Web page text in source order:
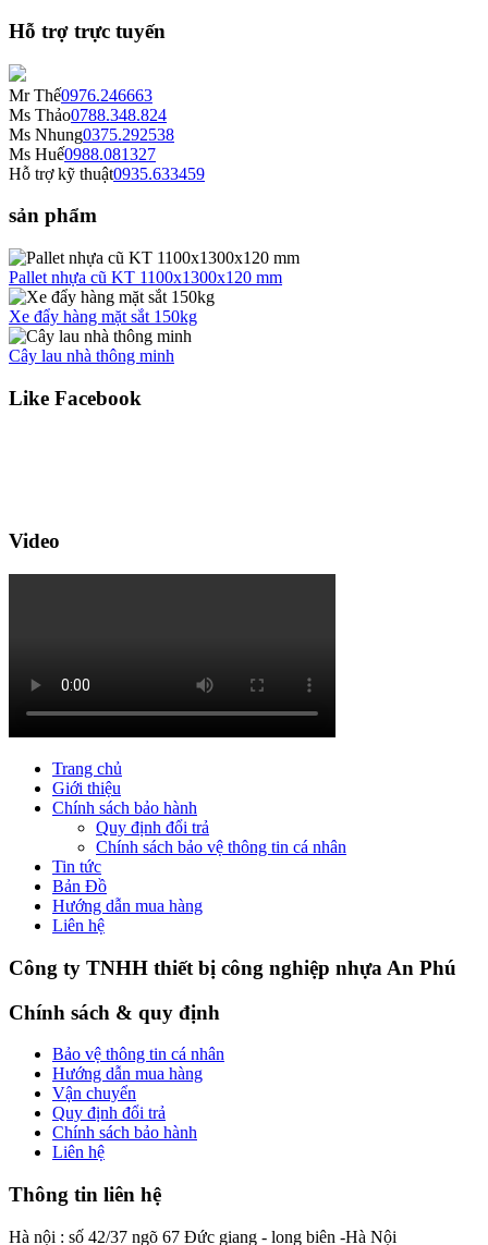
Hỗ trợ trực tuyến
Mr Thế0976.246663
Ms Thảo0788.348.824
Ms Nhung0375.292538
Ms Huế0988.081327
Hỗ trợ kỹ thuật0935.633459
sản phẩm
Pallet nhựa cũ KT 1100x1300x120 mm
Xe đẩy hàng mặt sắt 150kg
Cây lau nhà thông minh
Like Facebook
Video
Trang chủ
Giới thiệu
Chính sách bảo hành
Quy định đổi trả
Chính sách bảo vệ thông tin cá nhân
Tin tức
Bản Đồ
Hướng dẫn mua hàng
Liên hệ
Công ty TNHH thiết bị công nghiệp nhựa An Phú
Chính sách & quy định
Bảo vệ thông tin cá nhân
Hướng dẫn mua hàng
Vận chuyển
Quy định đổi trả
Chính sách bảo hành
Liên hệ
Thông tin liên hệ
Hà nội : số 42/37 ngõ 67 Đức giang - long biên -Hà Nội